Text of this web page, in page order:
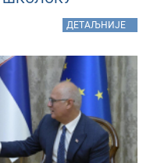
ДЕТАЉНИЈЕ